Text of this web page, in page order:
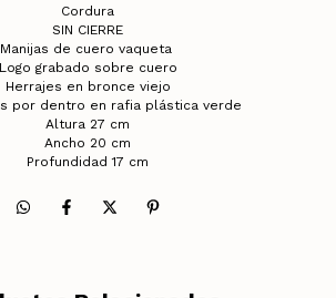
Cordura
SIN CIERRE
Manijas de cuero vaqueta
Logo grabado sobre cuero
Herrajes en bronce viejo
por dentro en rafia plástica verde
Altura 27 cm
Ancho 20 cm
Profundidad 17 cm